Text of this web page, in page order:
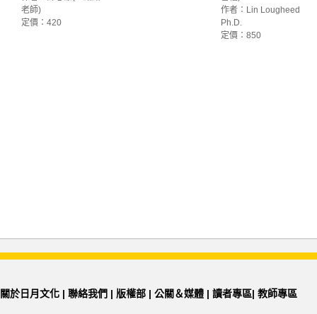
老師)
定價：420
作者：Lin Lougheed
Ph.D.
定價：850
關於日月文化 | 聯絡我們 | 版權部 | 公關＆媒體 | 讀者專區| 教師專區